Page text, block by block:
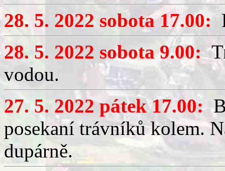
28. 5. 2022 sobota 17.00:
28. 5. 2022 sobota 9.00:
vodou.
27. 5. 2022 pátek 17.00:
posekaní trávníků kolem.
dupárně.